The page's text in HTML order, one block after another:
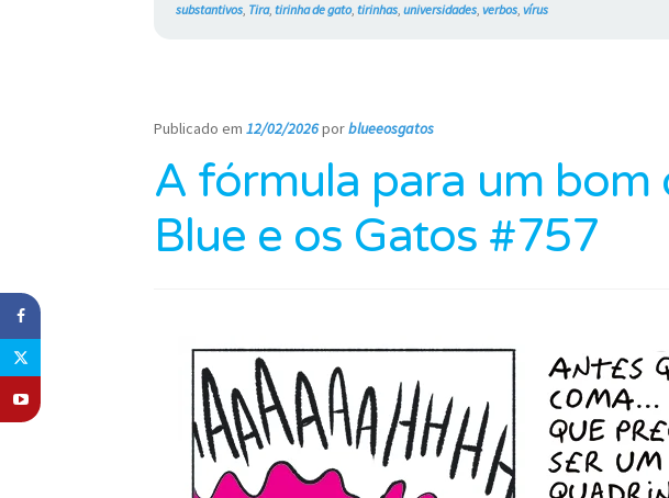
substantivos, Tira,tirinha de gato,tirinhas,universidades,verbos,vírus
Publicado em12/02/2026porblueeosgatos
A fórmula para um bom
Blue e os Gatos #757